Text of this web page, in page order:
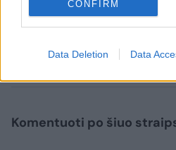
CONFIRM
Data Deletion Data
Eurobasket 2015
2015 metų
D grupė
Komentuoti po šiuo